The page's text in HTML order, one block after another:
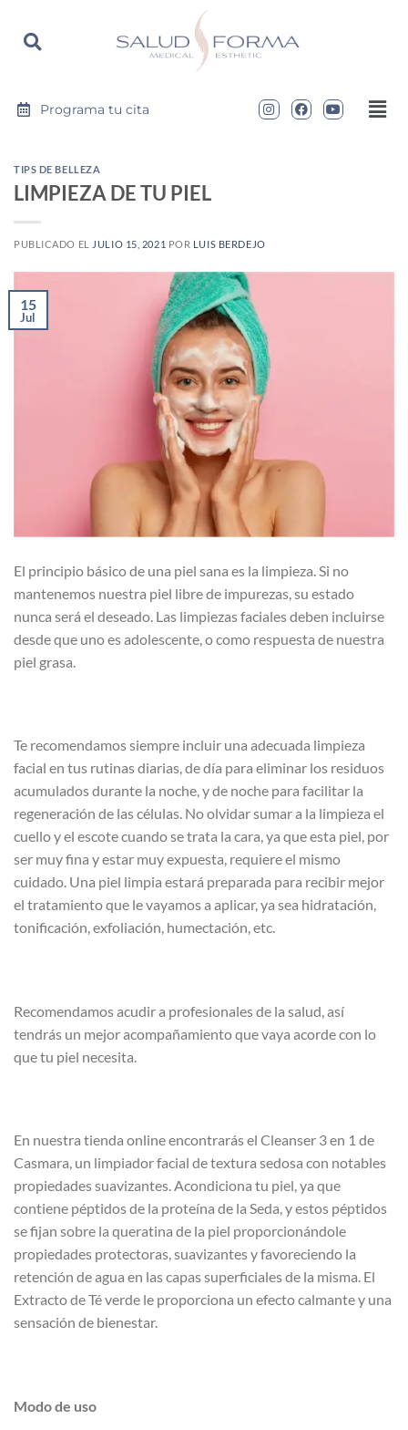
https://saludyformamedical.com
Programa tu cita
TIPS DE BELLEZA
LIMPIEZA DE TU PIEL
PUBLICADO EL JULIO 15, 2021 POR LUIS BERDEJO
15
Jul
El principio básico de una piel sana es la limpieza. Si no
mantenemos nuestra piel libre de impurezas, su estado
nunca será el deseado. Las limpiezas faciales deben incluirse
desde que uno es adolescente, o como respuesta de nuestra
piel grasa.
Te recomendamos siempre incluir una adecuada limpieza
facial en tus rutinas diarias, de día para eliminar los residuos
acumulados durante la noche, y de noche para facilitar la
regeneración de las células. No olvidar sumar a la limpieza el
cuello y el escote cuando se trata la cara, ya que esta piel, por
ser muy fina y estar muy expuesta, requiere el mismo
cuidado. Una piel limpia estará preparada para recibir mejor
el tratamiento que le vayamos a aplicar, ya sea hidratación,
tonificación, exfoliación, humectación, etc.
Recomendamos acudir a profesionales de la salud, así
tendrás un mejor acompañamiento que vaya acorde con lo
que tu piel necesita.
En nuestra tienda online encontrarás el Cleanser 3 en 1 de
Casmara, un limpiador facial de textura sedosa con notables
propiedades suavizantes. Acondiciona tu piel, ya que
contiene péptidos de la proteína de la Seda, y estos péptidos
se fijan sobre la queratina de la piel proporcionándole
propiedades protectoras, suavizantes y favoreciendo la
retención de agua en las capas superficiales de la misma. El
Extracto de Té verde le proporciona un efecto calmante y una
sensación de bienestar.
Modo de uso